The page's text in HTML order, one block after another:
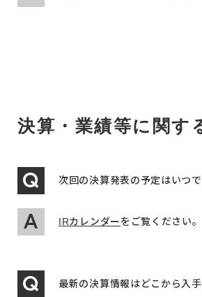
決算・業績等に関す
次回の決算発表の予定はいつで
IRカレンダーをご覧ください。
最新の決算情報はどこから入